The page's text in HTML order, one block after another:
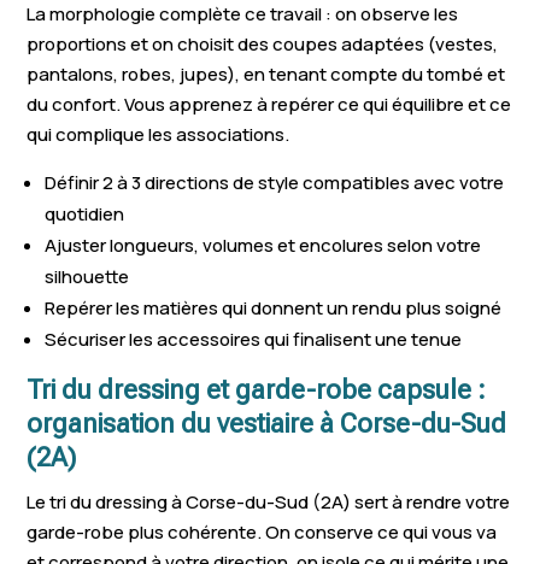
La morphologie complète ce travail : on observe les
proportions et on choisit des coupes adaptées (vestes,
pantalons, robes, jupes), en tenant compte du tombé et
du confort. Vous apprenez à repérer ce qui équilibre et ce
qui complique les associations.
Définir 2 à 3 directions de style compatibles avec votre
quotidien
Ajuster longueurs, volumes et encolures selon votre
silhouette
Repérer les matières qui donnent un rendu plus soigné
Sécuriser les accessoires qui finalisent une tenue
Tri du dressing et garde-robe capsule :
organisation du vestiaire à Corse-du-Sud
(2A)
Le tri du dressing à Corse-du-Sud (2A) sert à rendre votre
garde-robe plus cohérente. On conserve ce qui vous va